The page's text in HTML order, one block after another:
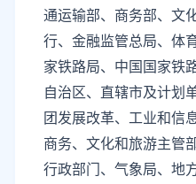
通运输部、商务部、文
行、金融监管总局、体
家铁路局、中国国家铁
自治区、直辖市及计划
团发展改革、工业和信
商务、文化和旅游主管
行政部门、气象局、地